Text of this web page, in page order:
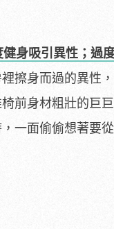
健身吸引異性；過
擦身而過的異性
前身材粗壯的巨
一面偷偷想著要